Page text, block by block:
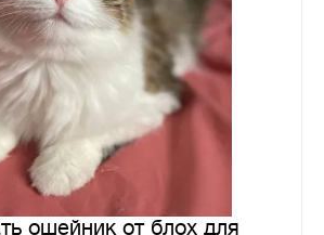
ошейник от блох для